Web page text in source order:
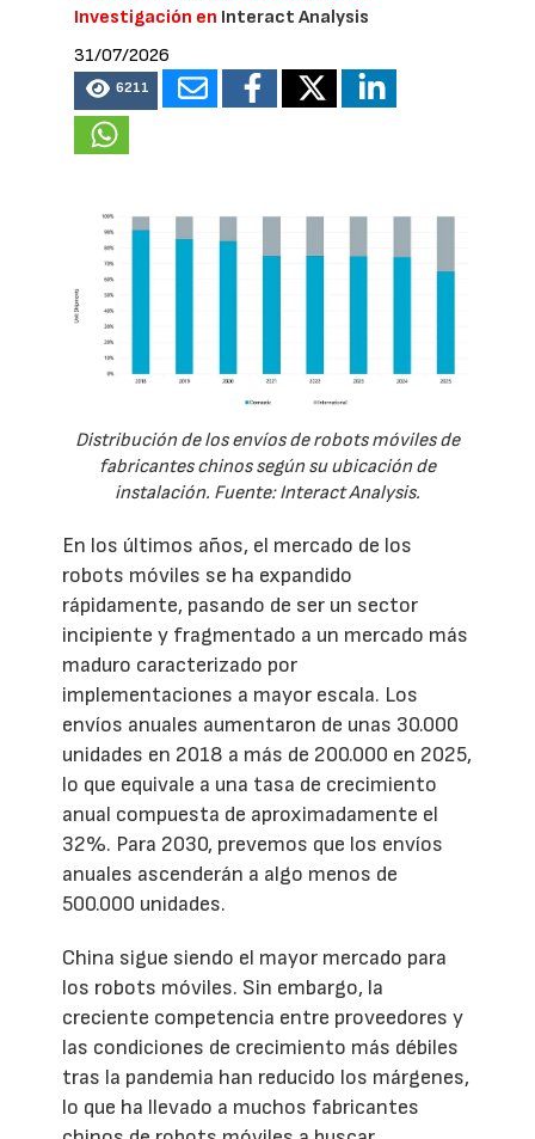
Investigación en Interact Analysis
31/07/2026
6211
Distribución de los envíos de robots móviles de
fabricantes chinos según su ubicación de
instalación. Fuente: Interact Analysis.
En los últimos años, el mercado de los
robots móviles se ha expandido
rápidamente, pasando de ser un sector
incipiente y fragmentado a un mercado más
maduro caracterizado por
implementaciones a mayor escala. Los
envíos anuales aumentaron de unas 30.000
unidades en 2018 a más de 200.000 en 2025,
lo que equivale a una tasa de crecimiento
anual compuesta de aproximadamente el
32%. Para 2030, prevemos que los envíos
anuales ascenderán a algo menos de
500.000 unidades.
China sigue siendo el mayor mercado para
los robots móviles. Sin embargo, la
creciente competencia entre proveedores y
las condiciones de crecimiento más débiles
tras la pandemia han reducido los márgenes,
lo que ha llevado a muchos fabricantes